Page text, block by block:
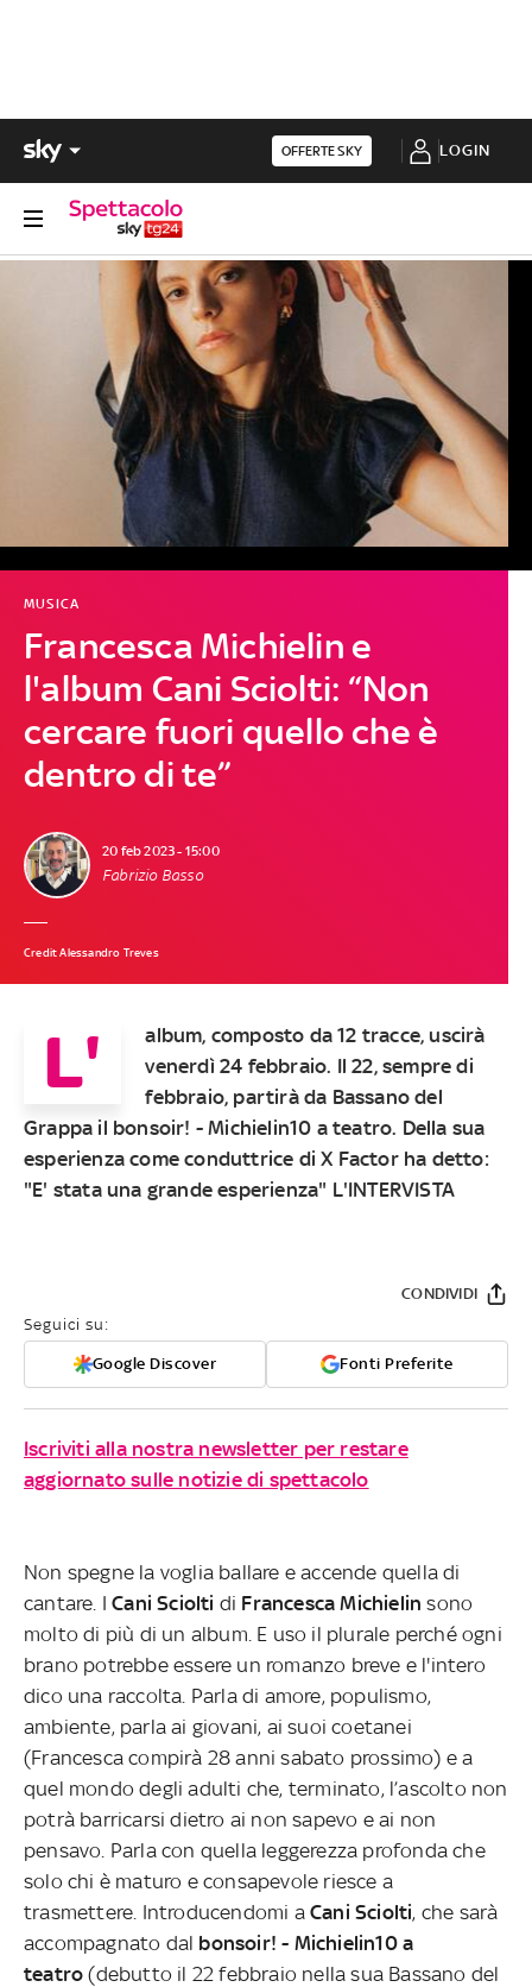
OFFERTE SKY LOGIN
Francesca Michielin e
l'album Cani Sciolti: “Non
cercare fuori quello che è
dentro di te”
MUSICA
20 feb 2023 - 15:00
Fabrizio Basso
Credit Alessandro Treves
L'
album, composto da 12 tracce, uscirà
venerdì 24 febbraio. Il 22, sempre di
febbraio, partirà da Bassano del
Grappa il bonsoir! - Michielin10 a teatro. Della sua
esperienza come conduttrice di X Factor ha detto:
"E' stata una grande esperienza" L'INTERVISTA
Seguici su:
Google Discover Fonti Preferite
CONDIVIDI
Iscriviti alla nostra newsletter per restare
aggiornato sulle notizie di spettacolo
Non spegne la voglia ballare e accende quella di
cantare. ICani Sciolti di Francesca Michielin sono
molto di più di un album. E uso il plurale perché ogni
brano potrebbe essere un romanzo breve e l'intero
dico una raccolta. Parla di amore, populismo,
ambiente, parla ai giovani, ai suoi coetanei
(Francesca compirà 28 anni sabato prossimo) e a
quel mondo degli adulti che, terminato, l’ascolto non
potrà barricarsi dietro ai non sapevo e ai non
pensavo. Parla con quella leggerezza profonda che
solo chi è maturo e consapevole riesce a
trasmettere. Introducendomi a Cani Sciolti, che sarà
accompagnato dal bonsoir! - Michielin10 a
teatro (debutto il 22 febbraio nella sua Bassano del